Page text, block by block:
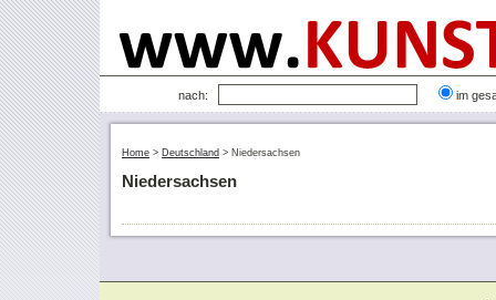
nach: im
Home > Deutschland > Niedersachsen
Niedersachsen